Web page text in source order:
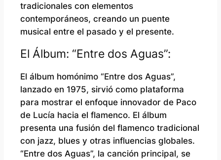
tradicionales con elementos
contemporáneos, creando un puente
musical entre el pasado y el presente.
El Álbum: “Entre dos Aguas”:
El álbum homónimo “Entre dos Aguas”,
lanzado en 1975, sirvió como plataforma
para mostrar el enfoque innovador de Paco
de Lucía hacia el flamenco. El álbum
presenta una fusión del flamenco tradicional
con jazz, blues y otras influencias globales.
“Entre dos Aguas”, la canción principal, se